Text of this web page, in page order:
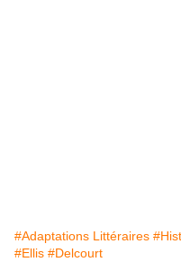
#Adaptations Littéraires
#Ellis #Delcourt